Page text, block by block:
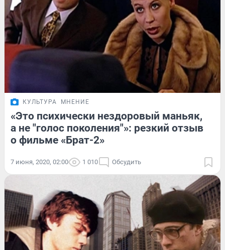
КУЛЬТУРА МНЕНИЕ
«Это психически нездоровый маньяк,
а не "голос поколения"»: резкий отзыв
о фильме «Брат-2»
7 июня, 2020, 02:00 1 010 Обсудить